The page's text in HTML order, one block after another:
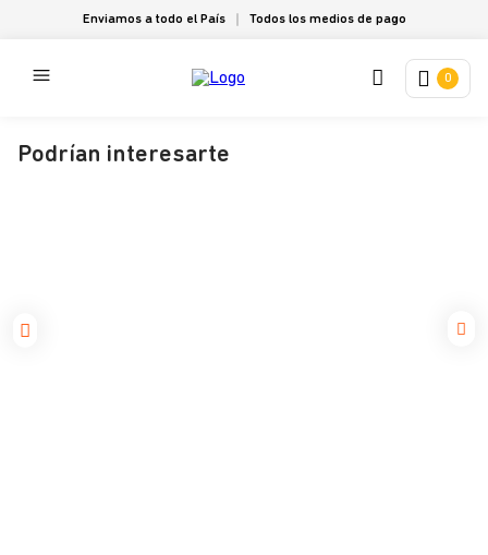
Enviamos a todo el País Todos los medios de pago
0
Podrían interesarte